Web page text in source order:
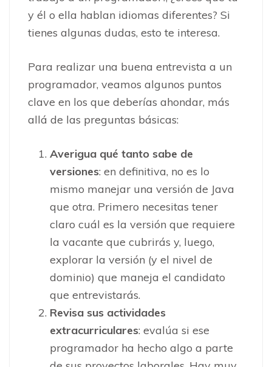
y él o ella hablan idiomas diferentes? Si
tienes algunas dudas, esto te interesa.
Para realizar una buena entrevista a un
programador, veamos algunos puntos
clave en los que deberías ahondar, más
allá de las preguntas básicas:
Averigua qué tanto sabe de
versiones: en definitiva, no es lo
mismo manejar una versión de Java
que otra. Primero necesitas tener
claro cuál es la versión que requiere
la vacante que cubrirás y, luego,
explorar la versión (y el nivel de
dominio) que maneja el candidato
que entrevistarás.
Revisa sus actividades
extracurriculares: evalúa si ese
programador ha hecho algo a parte